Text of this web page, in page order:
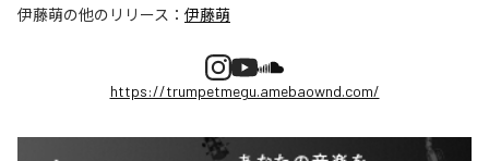
伊藤萌の他のリリース： 伊藤萌
https://trumpetmegu.amebaownd.com/